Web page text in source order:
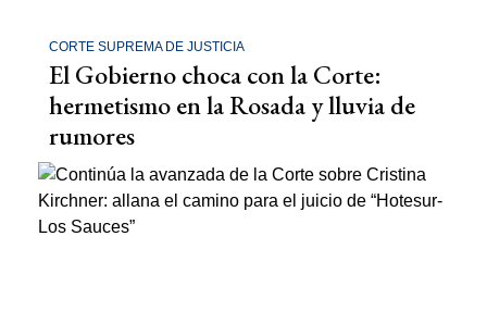
CORTE SUPREMA DE JUSTICIA
El Gobierno choca con la Corte:
hermetismo en la Rosada y lluvia de
rumores